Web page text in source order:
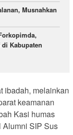
Musnahkan
Kabupaten
ibadah, melainkan
keamanan
Kasi humas
Alumni SIP Sus